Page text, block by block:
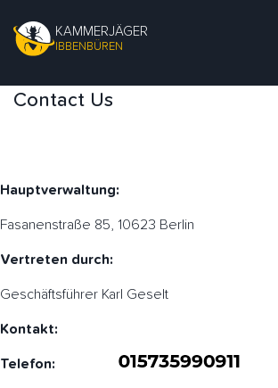
KAMMERJÄGER
IBBENBÜREN
Contact Us
Hauptverwaltung:
Fasanenstraße 85, 10623 Berlin
Vertreten durch:
Geschäftsführer Karl Geselt
Kontakt:
Telefon: